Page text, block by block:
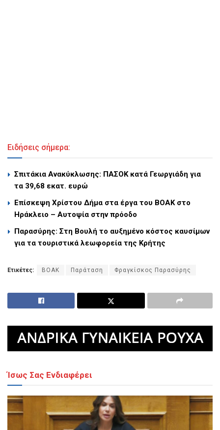
Ειδήσεις σήμερα:
Σπιτάκια Ανακύκλωσης: ΠΑΣΟΚ κατά Γεωργιάδη για
τα 39,68 εκατ. ευρώ
Επίσκεψη Χρίστου Δήμα στα έργα του ΒΟΑΚ στο
Ηράκλειο – Αυτοψία στην πρόοδο
Παρασύρης: Στη Βουλή το αυξημένο κόστος καυσίμων
για τα τουριστικά λεωφορεία της Κρήτης
Ετικέτες: ΒΟΑΚ Παράταση Φραγκίσκος Παρασύρης
Ίσως Σας Ενδιαφέρει